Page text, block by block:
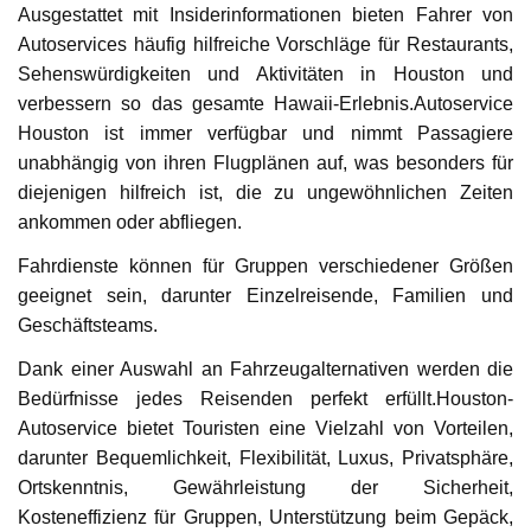
Ausgestattet mit Insiderinformationen bieten Fahrer von
Autoservices häufig hilfreiche Vorschläge für Restaurants,
Sehenswürdigkeiten und Aktivitäten in Houston und
verbessern so das gesamte Hawaii-Erlebnis.Autoservice
Houston ist immer verfügbar und nimmt Passagiere
unabhängig von ihren Flugplänen auf, was besonders für
diejenigen hilfreich ist, die zu ungewöhnlichen Zeiten
ankommen oder abfliegen.
Fahrdienste können für Gruppen verschiedener Größen
geeignet sein, darunter Einzelreisende, Familien und
Geschäftsteams.
Dank einer Auswahl an Fahrzeugalternativen werden die
Bedürfnisse jedes Reisenden perfekt erfüllt.Houston-
Autoservice bietet Touristen eine Vielzahl von Vorteilen,
darunter Bequemlichkeit, Flexibilität, Luxus, Privatsphäre,
Ortskenntnis, Gewährleistung der Sicherheit,
Kosteneffizienz für Gruppen, Unterstützung beim Gepäck,